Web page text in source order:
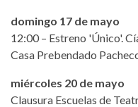
domingo 17 de mayo
12:00 – Estreno 'Único'.
Casa Prebendado
miércoles 20 de mayo
Clausura Escuelas de